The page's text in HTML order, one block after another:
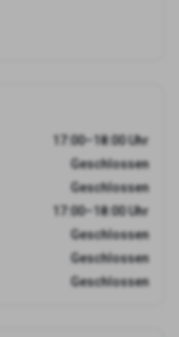
17:00–18:00 Uhr
Geschlossen
Geschlossen
17:00–18:00 Uhr
Geschlossen
Geschlossen
Geschlossen